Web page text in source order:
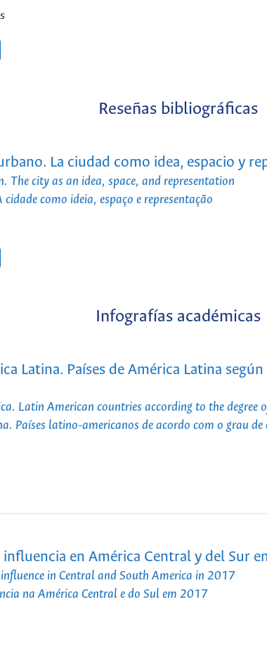
Reseñas bibliográficas
La ciudad como idea, espacio y
The city as an idea, space, and representation
como ideia, espaço e representação
Infografías académicas
Latina. Países de América Latina
Latin American countries according to the
Países latino-americanos de acordo com o grau
en América Central y del Sur
in Central and South America in 2017
na América Central e do Sul em 2017